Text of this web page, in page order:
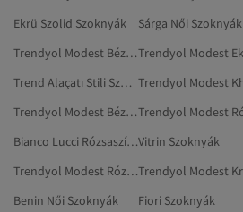
Ekrü Szolid Szoknyák
Sárga Női Szoknyák
Trendyol Modest Bézs Szoknyák
Trend Alaçatı Stili Szoknyák
Trendyol Modest Bézs Szolid Szoknyák
Bianco Lucci Rózsaszín SzoknyákVitrin Szoknyák
Trendyol Modest Rózsaszín Szoknyák
Benin Női Szoknyák
Fiori Szoknyák